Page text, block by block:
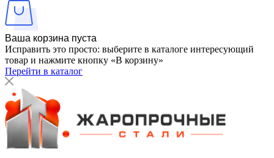
Ваша корзина пуста
Исправить это просто: выберите в каталоге интересующий
товар и нажмите кнопку «В корзину»
Перейти в каталог